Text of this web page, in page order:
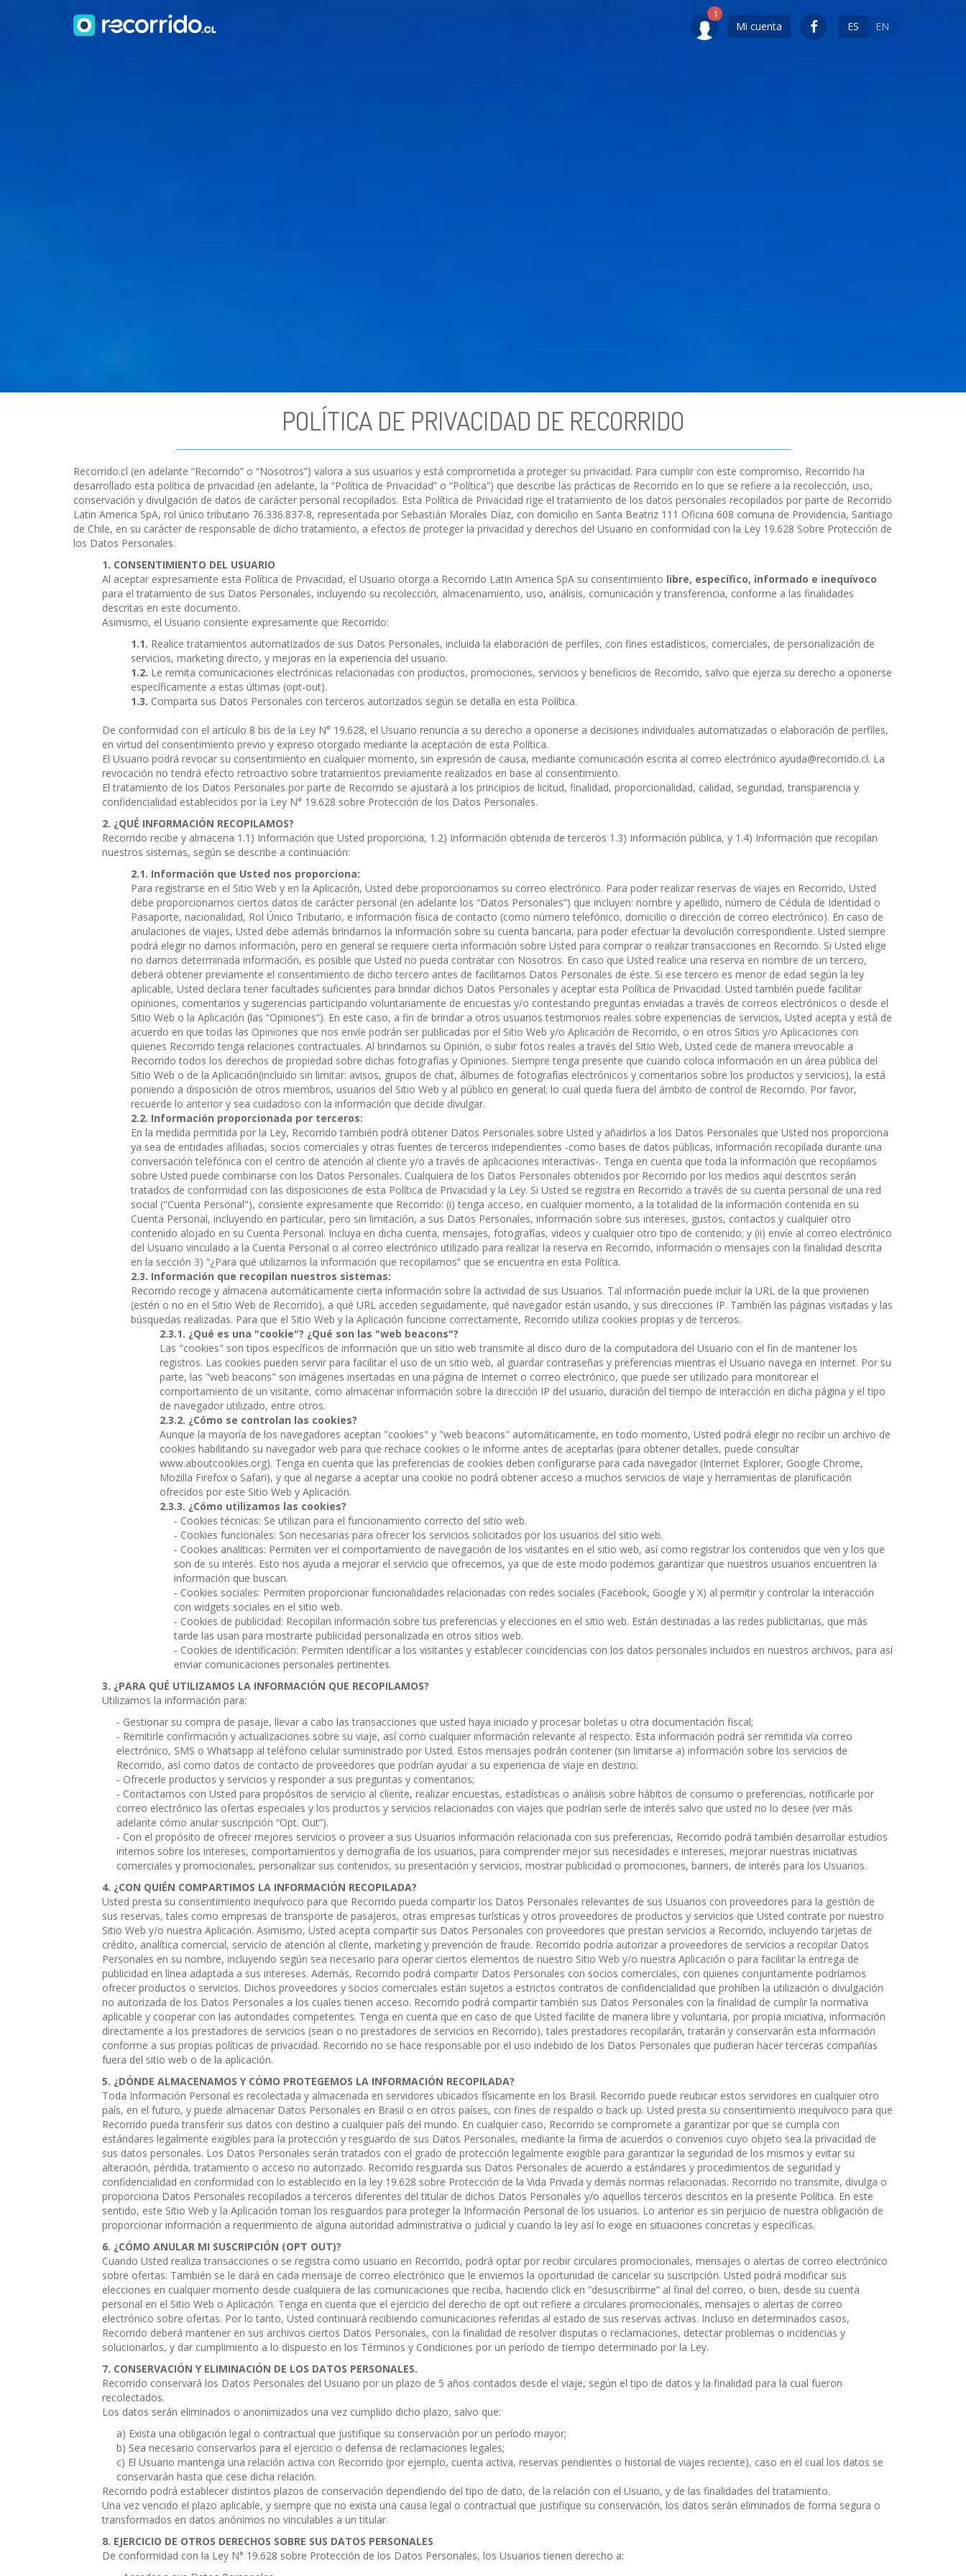
Mi cuenta ES EN
POLÍTICA DE PRIVACIDAD DE RECORRIDO
Recorrido.cl (en adelante “Recorrido” o “Nosotros”) valora a sus usuarios y está comprometida a proteger su privacidad. Para cumplir con este compromiso, Recorrido ha
desarrollado esta política de privacidad (en adelante, la “Política de Privacidad” o “Política”) que describe las prácticas de Recorrido en lo que se refiere a la recolección, uso,
conservación y divulgación de datos de carácter personal recopilados. Esta Política de Privacidad rige el tratamiento de los datos personales recopilados por parte de Recorrido
Latin America SpA, rol único tributario 76.336.837-8, representada por Sebastián Morales Díaz, con domicilio en Santa Beatriz 111 Oficina 608 comuna de Providencia, Santiago
de Chile, en su carácter de responsable de dicho tratamiento, a efectos de proteger la privacidad y derechos del Usuario en conformidad con la Ley 19.628 Sobre Protección de
los Datos Personales.
CONSENTIMIENTO DEL USUARIO
Al aceptar expresamente esta Política de Privacidad, el Usuario otorga a Recorrido Latin America SpA su consentimiento libre, específico, informado e inequívoco
para el tratamiento de sus Datos Personales, incluyendo su recolección, almacenamiento, uso, análisis, comunicación y transferencia, conforme a las finalidades
descritas en este documento.
Asimismo, el Usuario consiente expresamente que Recorrido:
Realice tratamientos automatizados de sus Datos Personales, incluida la elaboración de perfiles, con fines estadísticos, comerciales, de personalización de
servicios, marketing directo, y mejoras en la experiencia del usuario.
Le remita comunicaciones electrónicas relacionadas con productos, promociones, servicios y beneficios de Recorrido, salvo que ejerza su derecho a oponerse
específicamente a estas últimas (opt-out).
Comparta sus Datos Personales con terceros autorizados según se detalla en esta Política.
De conformidad con el artículo 8 bis de la Ley N° 19.628, el Usuario renuncia a su derecho a oponerse a decisiones individuales automatizadas o elaboración de perfiles,
en virtud del consentimiento previo y expreso otorgado mediante la aceptación de esta Política.
El Usuario podrá revocar su consentimiento en cualquier momento, sin expresión de causa, mediante comunicación escrita al correo electrónico ayuda@recorrido.cl. La
revocación no tendrá efecto retroactivo sobre tratamientos previamente realizados en base al consentimiento.
El tratamiento de los Datos Personales por parte de Recorrido se ajustará a los principios de licitud, finalidad, proporcionalidad, calidad, seguridad, transparencia y
confidencialidad establecidos por la Ley N° 19.628 sobre Protección de los Datos Personales.
¿QUÉ INFORMACIÓN RECOPILAMOS?
Recorrido recibe y almacena 1.1) Información que Usted proporciona, 1.2) Información obtenida de terceros 1.3) Información pública, y 1.4) Información que recopilan
nuestros sistemas, según se describe a continuación:
Información que Usted nos proporciona:
Para registrarse en el Sitio Web y en la Aplicación, Usted debe proporcionarnos su correo electrónico. Para poder realizar reservas de viajes en Recorrido, Usted
debe proporcionarnos ciertos datos de carácter personal (en adelante los “Datos Personales”) que incluyen: nombre y apellido, número de Cédula de Identidad o
Pasaporte, nacionalidad, Rol Único Tributario, e información física de contacto (como número telefónico, domicilio o dirección de correo electrónico). En caso de
anulaciones de viajes, Usted debe además brindarnos la información sobre su cuenta bancaria, para poder efectuar la devolución correspondiente. Usted siempre
podrá elegir no darnos información, pero en general se requiere cierta información sobre Usted para comprar o realizar transacciones en Recorrido. Si Usted elige
no darnos determinada información, es posible que Usted no pueda contratar con Nosotros. En caso que Usted realice una reserva en nombre de un tercero,
deberá obtener previamente el consentimiento de dicho tercero antes de facilitarnos Datos Personales de éste. Si ese tercero es menor de edad según la ley
aplicable, Usted declara tener facultades suficientes para brindar dichos Datos Personales y aceptar esta Política de Privacidad. Usted también puede facilitar
opiniones, comentarios y sugerencias participando voluntariamente de encuestas y/o contestando preguntas enviadas a través de correos electrónicos o desde el
Sitio Web o la Aplicación (las “Opiniones”). En este caso, a fin de brindar a otros usuarios testimonios reales sobre experiencias de servicios, Usted acepta y está de
acuerdo en que todas las Opiniones que nos envíe podrán ser publicadas por el Sitio Web y/o Aplicación de Recorrido, o en otros Sitios y/o Aplicaciones con
quienes Recorrido tenga relaciones contractuales. Al brindarnos su Opinión, o subir fotos reales a través del Sitio Web, Usted cede de manera irrevocable a
Recorrido todos los derechos de propiedad sobre dichas fotografías y Opiniones. Siempre tenga presente que cuando coloca información en un área pública del
Sitio Web o de la Aplicación(incluido sin limitar: avisos, grupos de chat, álbumes de fotografías electrónicos y comentarios sobre los productos y servicios), la está
poniendo a disposición de otros miembros, usuarios del Sitio Web y al público en general; lo cual queda fuera del ámbito de control de Recorrido. Por favor,
recuerde lo anterior y sea cuidadoso con la información que decide divulgar.
Información proporcionada por terceros:
En la medida permitida por la Ley, Recorrido también podrá obtener Datos Personales sobre Usted y añadirlos a los Datos Personales que Usted nos proporciona
ya sea de entidades afiliadas, socios comerciales y otras fuentes de terceros independientes -como bases de datos públicas, información recopilada durante una
conversación telefónica con el centro de atención al cliente y/o a través de aplicaciones interactivas-. Tenga en cuenta que toda la información que recopilamos
sobre Usted puede combinarse con los Datos Personales. Cualquiera de los Datos Personales obtenidos por Recorrido por los medios aquí descritos serán
tratados de conformidad con las disposiciones de esta Política de Privacidad y la Ley. Si Usted se registra en Recorrido a través de su cuenta personal de una red
social ("Cuenta Personal"), consiente expresamente que Recorrido: (i) tenga acceso, en cualquier momento, a la totalidad de la información contenida en su
Cuenta Personal, incluyendo en particular, pero sin limitación, a sus Datos Personales, información sobre sus intereses, gustos, contactos y cualquier otro
contenido alojado en su Cuenta Personal. Incluya en dicha cuenta, mensajes, fotografías, videos y cualquier otro tipo de contenido; y (ii) envíe al correo electrónico
del Usuario vinculado a la Cuenta Personal o al correo electrónico utilizado para realizar la reserva en Recorrido, información o mensajes con la finalidad descrita
en la sección 3) “¿Para qué utilizamos la información que recopilamos” que se encuentra en esta Política.
Información que recopilan nuestros sistemas:
Recorrido recoge y almacena automáticamente cierta información sobre la actividad de sus Usuarios. Tal información puede incluir la URL de la que provienen
(estén o no en el Sitio Web de Recorrido), a qué URL acceden seguidamente, qué navegador están usando, y sus direcciones IP. También las páginas visitadas y las
búsquedas realizadas. Para que el Sitio Web y la Aplicación funcione correctamente, Recorrido utiliza cookies propias y de terceros.
¿Qué es una "cookie"? ¿Qué son las "web beacons"?
Las "cookies" son tipos específicos de información que un sitio web transmite al disco duro de la computadora del Usuario con el fin de mantener los
registros. Las cookies pueden servir para facilitar el uso de un sitio web, al guardar contraseñas y preferencias mientras el Usuario navega en Internet. Por su
parte, las "web beacons" son imágenes insertadas en una página de Internet o correo electrónico, que puede ser utilizado para monitorear el
comportamiento de un visitante, como almacenar información sobre la dirección IP del usuario, duración del tiempo de interacción en dicha página y el tipo
de navegador utilizado, entre otros.
¿Cómo se controlan las cookies?
Aunque la mayoría de los navegadores aceptan "cookies" y "web beacons" automáticamente, en todo momento, Usted podrá elegir no recibir un archivo de
cookies habilitando su navegador web para que rechace cookies o le informe antes de aceptarlas (para obtener detalles, puede consultar
www.aboutcookies.org). Tenga en cuenta que las preferencias de cookies deben configurarse para cada navegador (Internet Explorer, Google Chrome,
Mozilla Firefox o Safari), y que al negarse a aceptar una cookie no podrá obtener acceso a muchos servicios de viaje y herramientas de planificación
ofrecidos por este Sitio Web y Aplicación.
¿Cómo utilizamos las cookies?
- Cookies técnicas: Se utilizan para el funcionamiento correcto del sitio web.
- Cookies funcionales: Son necesarias para ofrecer los servicios solicitados por los usuarios del sitio web.
- Cookies analíticas: Permiten ver el comportamiento de navegación de los visitantes en el sitio web, así como registrar los contenidos que ven y los que
son de su interés. Esto nos ayuda a mejorar el servicio que ofrecemos, ya que de este modo podemos garantizar que nuestros usuarios encuentren la
información que buscan.
- Cookies sociales: Permiten proporcionar funcionalidades relacionadas con redes sociales (Facebook, Google y X) al permitir y controlar la interacción
con widgets sociales en el sitio web.
- Cookies de publicidad: Recopilan información sobre tus preferencias y elecciones en el sitio web. Están destinadas a las redes publicitarias, que más
tarde las usan para mostrarte publicidad personalizada en otros sitios web.
- Cookies de identificación: Permiten identificar a los visitantes y establecer coincidencias con los datos personales incluidos en nuestros archivos, para así
enviar comunicaciones personales pertinentes.
¿PARA QUÉ UTILIZAMOS LA INFORMACIÓN QUE RECOPILAMOS?
Utilizamos la información para:
- Gestionar su compra de pasaje, llevar a cabo las transacciones que usted haya iniciado y procesar boletas u otra documentación fiscal;
- Remitirle confirmación y actualizaciones sobre su viaje, así como cualquier información relevante al respecto. Esta información podrá ser remitida vía correo
electrónico, SMS o Whatsapp al teléfono celular suministrado por Usted. Estos mensajes podrán contener (sin limitarse a) información sobre los servicios de
Recorrido, así como datos de contacto de proveedores que podrían ayudar a su experiencia de viaje en destino.
- Ofrecerle productos y servicios y responder a sus preguntas y comentarios;
- Contactarnos con Usted para propósitos de servicio al cliente, realizar encuestas, estadísticas o análisis sobre hábitos de consumo o preferencias, notificarle por
correo electrónico las ofertas especiales y los productos y servicios relacionados con viajes que podrían serle de interés salvo que usted no lo desee (ver más
adelante cómo anular suscripción “Opt. Out”).
- Con el propósito de ofrecer mejores servicios o proveer a sus Usuarios información relacionada con sus preferencias, Recorrido podrá también desarrollar estudios
internos sobre los intereses, comportamientos y demografía de los usuarios, para comprender mejor sus necesidades e intereses, mejorar nuestras iniciativas
comerciales y promocionales, personalizar sus contenidos, su presentación y servicios, mostrar publicidad o promociones, banners, de interés para los Usuarios.
¿CON QUIÉN COMPARTIMOS LA INFORMACIÓN RECOPILADA?
Usted presta su consentimiento inequívoco para que Recorrido pueda compartir los Datos Personales relevantes de sus Usuarios con proveedores para la gestión de
sus reservas, tales como empresas de transporte de pasajeros, otras empresas turísticas y otros proveedores de productos y servicios que Usted contrate por nuestro
Sitio Web y/o nuestra Aplicación. Asimismo, Usted acepta compartir sus Datos Personales con proveedores que prestan servicios a Recorrido, incluyendo tarjetas de
crédito, analítica comercial, servicio de atención al cliente, marketing y prevención de fraude. Recorrido podría autorizar a proveedores de servicios a recopilar Datos
Personales en su nombre, incluyendo según sea necesario para operar ciertos elementos de nuestro Sitio Web y/o nuestra Aplicación o para facilitar la entrega de
publicidad en línea adaptada a sus intereses. Además, Recorrido podrá compartir Datos Personales con socios comerciales, con quienes conjuntamente podríamos
ofrecer productos o servicios. Dichos proveedores y socios comerciales están sujetos a estrictos contratos de confidencialidad que prohíben la utilización o divulgación
no autorizada de los Datos Personales a los cuales tienen acceso. Recorrido podrá compartir también sus Datos Personales con la finalidad de cumplir la normativa
aplicable y cooperar con las autoridades competentes. Tenga en cuenta que en caso de que Usted facilite de manera libre y voluntaria, por propia iniciativa, información
directamente a los prestadores de servicios (sean o no prestadores de servicios en Recorrido), tales prestadores recopilarán, tratarán y conservarán esta información
conforme a sus propias políticas de privacidad. Recorrido no se hace responsable por el uso indebido de los Datos Personales que pudieran hacer terceras compañías
fuera del sitio web o de la aplicación.
¿DÓNDE ALMACENAMOS Y CÓMO PROTEGEMOS LA INFORMACIÓN RECOPILADA?
Toda Información Personal es recolectada y almacenada en servidores ubicados físicamente en los Brasil. Recorrido puede reubicar estos servidores en cualquier otro
país, en el futuro, y puede almacenar Datos Personales en Brasil o en otros países, con fines de respaldo o back up. Usted presta su consentimiento inequívoco para que
Recorrido pueda transferir sus datos con destino a cualquier país del mundo. En cualquier caso, Recorrido se compromete a garantizar por que se cumpla con
estándares legalmente exigibles para la protección y resguardo de sus Datos Personales, mediante la firma de acuerdos o convenios cuyo objeto sea la privacidad de
sus datos personales. Los Datos Personales serán tratados con el grado de protección legalmente exigible para garantizar la seguridad de los mismos y evitar su
alteración, pérdida, tratamiento o acceso no autorizado. Recorrido resguarda sus Datos Personales de acuerdo a estándares y procedimientos de seguridad y
confidencialidad en conformidad con lo establecido en la ley 19.628 sobre Protección de la Vida Privada y demás normas relacionadas. Recorrido no transmite, divulga o
proporciona Datos Personales recopilados a terceros diferentes del titular de dichos Datos Personales y/o aquellos terceros descritos en la presente Política. En este
sentido, este Sitio Web y la Aplicación toman los resguardos para proteger la Información Personal de los usuarios. Lo anterior es sin perjuicio de nuestra obligación de
proporcionar información a requerimiento de alguna autoridad administrativa o judicial y cuando la ley así lo exige en situaciones concretas y específicas.
¿CÓMO ANULAR MI SUSCRIPCIÓN (OPT OUT)?
Cuando Usted realiza transacciones o se registra como usuario en Recorrido, podrá optar por recibir circulares promocionales, mensajes o alertas de correo electrónico
sobre ofertas. También se le dará en cada mensaje de correo electrónico que le enviemos la oportunidad de cancelar su suscripción. Usted podrá modificar sus
elecciones en cualquier momento desde cualquiera de las comunicaciones que reciba, haciendo click en “desuscribirme” al final del correo, o bien, desde su cuenta
personal en el Sitio Web o Aplicación. Tenga en cuenta que el ejercicio del derecho de opt out refiere a circulares promocionales, mensajes o alertas de correo
electrónico sobre ofertas. Por lo tanto, Usted continuará recibiendo comunicaciones referidas al estado de sus reservas activas. Incluso en determinados casos,
Recorrido deberá mantener en sus archivos ciertos Datos Personales, con la finalidad de resolver disputas o reclamaciones, detectar problemas o incidencias y
solucionarlos, y dar cumplimiento a lo dispuesto en los Términos y Condiciones por un período de tiempo determinado por la Ley.
CONSERVACIÓN Y ELIMINACIÓN DE LOS DATOS PERSONALES.
Recorrido conservará los Datos Personales del Usuario por un plazo de 5 años contados desde el viaje, según el tipo de datos y la finalidad para la cual fueron
recolectados.
Los datos serán eliminados o anonimizados una vez cumplido dicho plazo, salvo que:
a) Exista una obligación legal o contractual que justifique su conservación por un período mayor;
b) Sea necesario conservarlos para el ejercicio o defensa de reclamaciones legales;
c) El Usuario mantenga una relación activa con Recorrido (por ejemplo, cuenta activa, reservas pendientes o historial de viajes reciente), caso en el cual los datos se
conservarán hasta que cese dicha relación.
Recorrido podrá establecer distintos plazos de conservación dependiendo del tipo de dato, de la relación con el Usuario, y de las finalidades del tratamiento.
Una vez vencido el plazo aplicable, y siempre que no exista una causa legal o contractual que justifique su conservación, los datos serán eliminados de forma segura o
transformados en datos anónimos no vinculables a un titular.
EJERCICIO DE OTROS DERECHOS SOBRE SUS DATOS PERSONALES
De conformidad con la Ley N° 19.628 sobre Protección de los Datos Personales, los Usuarios tienen derecho a: